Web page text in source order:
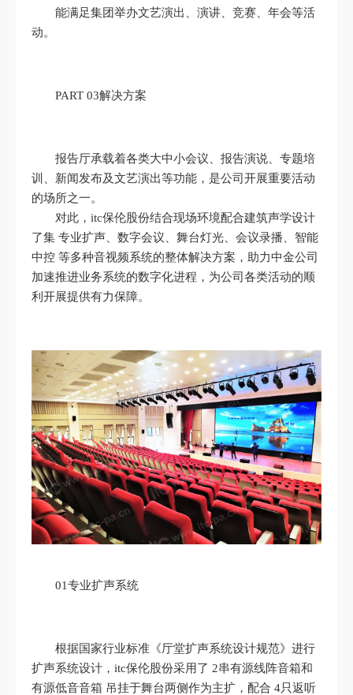
能满足集团举办文艺演出、演讲、竞赛、年会等活
动。
PART 03解决方案
报告厅承载着各类大中小会议、报告演说、专题培
训、新闻发布及文艺演出等功能，是公司开展重要活动
的场所之一。
对此，itc保伦股份结合现场环境配合建筑声学设计
了集 专业扩声、数字会议、舞台灯光、会议录播、智能
中控 等多种音视频系统的整体解决方案，助力中金公司
加速推进业务系统的数字化进程，为公司各类活动的顺
利开展提供有力保障。
01专业扩声系统
根据国家行业标准《厅堂扩声系统设计规范》进行
扩声系统设计，itc保伦股份采用了 2串有源线阵音箱和
有源低音音箱 吊挂于舞台两侧作为主扩，配合 4只返听